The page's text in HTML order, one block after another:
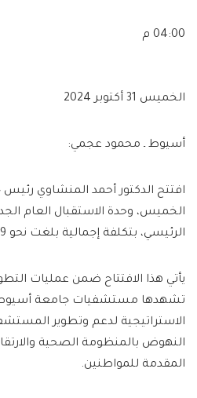
04:00 م
الخميس 31 أكتوبر 2024
أسيوط ـ محمود عجمي:
افتتح الدكتور أحمد المنشاوي
الخميس، وحدة الاستقبال العام
الرئيسي، بتكلفة إجمالية بلغت نحو 39 مليون جنيه.
يأتي هذا الافتتاح ضمن عمليات
تشهدها مستشفيات جامعة
الاستراتيجية لدعم وتطوير
النهوض بالمنظومة الصحية
المقدمة للمواطنين.